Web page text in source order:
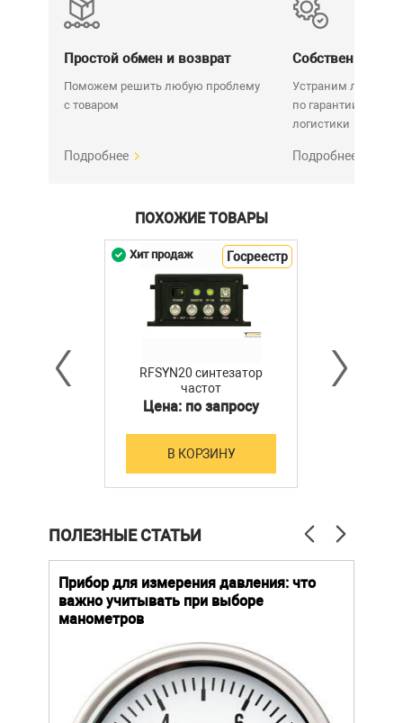
Простой обмен и возврат
Поможем решить любую проблему
с товаром
Подробнее
Собственный
Устраним любую
по гарантии. Срок
логистики
Подробнее
ПОХОЖИЕ ТОВАРЫ
RFSYN20 синтезатор
частот
Цена: по запросу
В КОРЗИНУ
Хит продаж Госреестр
ПОЛЕЗНЫЕ СТАТЬИ
Прибор для измерения давления: что
важно учитывать при выборе
манометров